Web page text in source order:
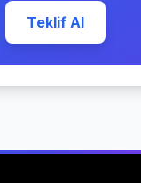
Teklif Al